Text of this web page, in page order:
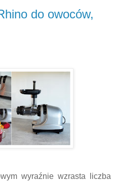
do owoców,
wyraźnie wzrasta liczba